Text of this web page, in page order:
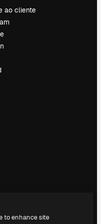
ao cliente
to enhance site